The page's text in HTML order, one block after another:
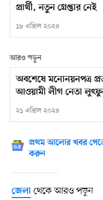
প্রার্থী, নতুন গ্রেপ্তার নেই
১৮ এপ্রিল ২০২৪
আরও পড়ুন
অবশেষে মনোনয়নপত্র
আওয়ামী লীগ নেতা
২১ এপ্রিল ২০২৪
প্রথম আলোর খবর
করুন
জেলাথেকে আরও পড়ুন